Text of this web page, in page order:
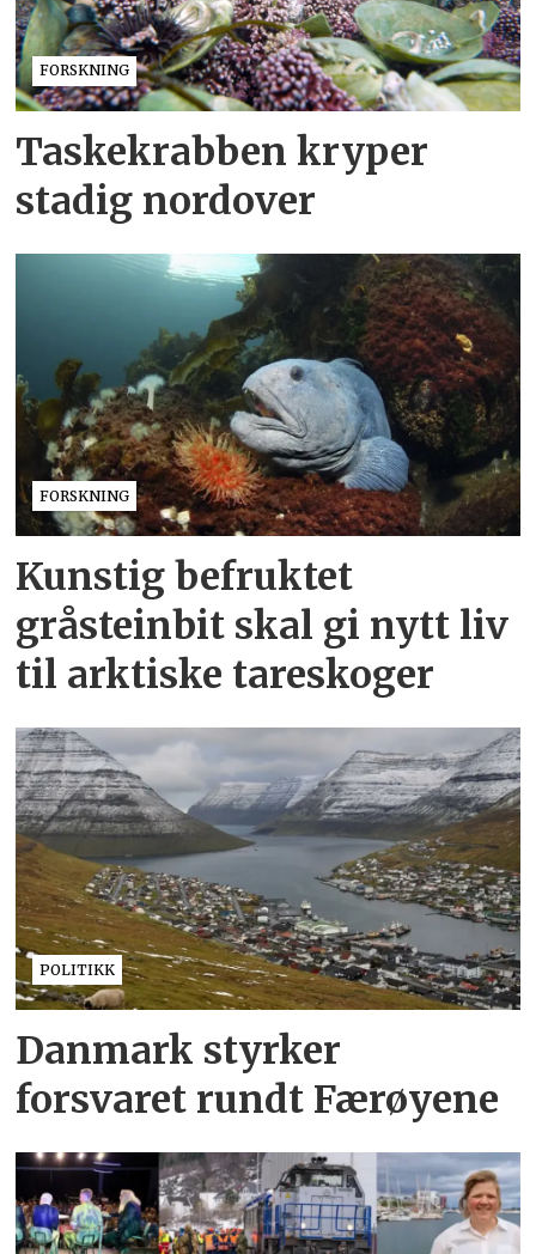
FORSKNING
Taskekrabben kryper
stadig nordover
FORSKNING
Kunstig befruktet
gråsteinbit skal gi nytt liv
til arktiske tareskoger
POLITIKK
Danmark styrker
forsvaret rundt Færøyene